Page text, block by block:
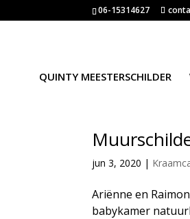
06-15314627
QUINTY MEESTERSCHILDER
jun 3, 2020 |
Ariënne en
babykamer